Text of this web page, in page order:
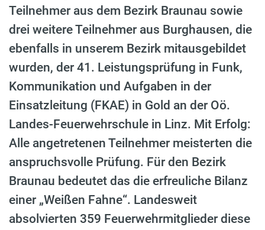
Teilnehmer aus dem Bezirk Braunau sowie
drei weitere Teilnehmer aus Burghausen, die
ebenfalls in unserem Bezirk mitausgebildet
wurden, der 41. Leistungsprüfung in Funk,
Kommunikation und Aufgaben in der
Einsatzleitung (FKAE) in Gold an der Oö.
Landes-Feuerwehrschule in Linz. Mit Erfolg:
Alle angetretenen Teilnehmer meisterten die
anspruchsvolle Prüfung. Für den Bezirk
Braunau bedeutet das die erfreuliche Bilanz
einer „Weißen Fahne“. Landesweit
absolvierten 359 Feuerwehrmitglieder diese